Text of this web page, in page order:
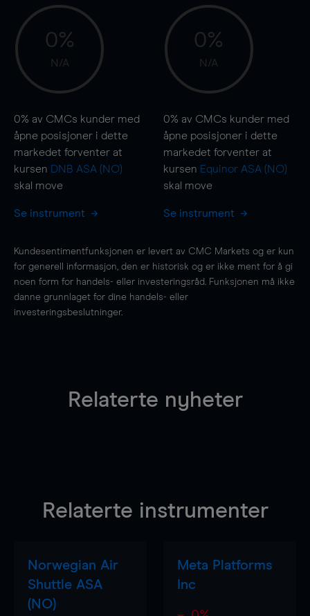
0%
N/A
0% av CMCs kunder med
åpne posisjoner i dette
markedet forventer at
kursen DNB ASA (NO)
skal move
Se instrument
0%
N/A
0% av CMCs kunder med
åpne posisjoner i dette
markedet forventer at
kursen Equinor ASA (NO)
skal move
Se instrument
Kundesentimentfunksjonen er levert av CMC Markets og er kun
for generell informasjon, den er historisk og er ikke ment for å gi
noen form for handels- eller investeringsråd. Funksjonen må ikke
danne grunnlaget for dine handels- eller
investeringsbeslutninger.
Relaterte nyheter
Relaterte instrumenter
Norwegian Air
Shuttle ASA
(NO)
Meta Platforms
Inc